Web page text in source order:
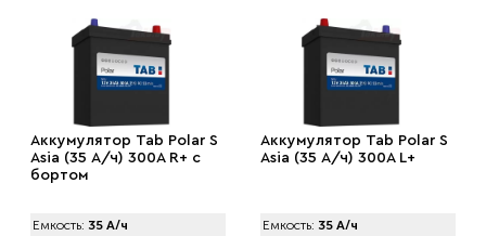
Аккумулятор Tab Polar S
Asia (35 А/ч) 300A R+ с
бортом
Емкость: 35 А/ч
Аккумулятор Tab Polar S
Asia (35 А/ч) 300A L+
Емкость: 35 А/ч